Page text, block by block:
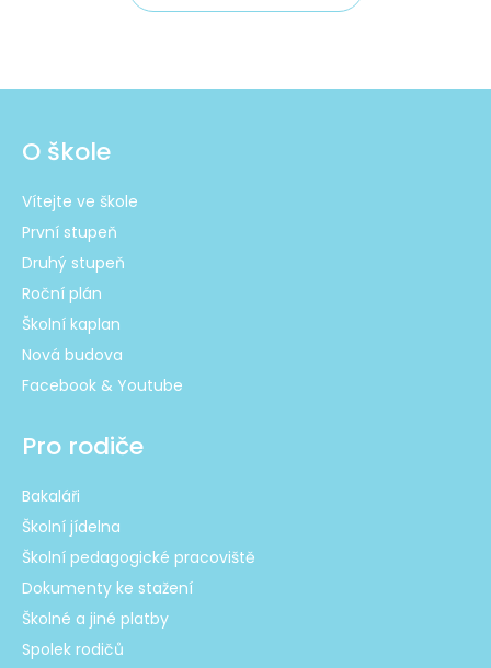
O škole
Vítejte ve škole
První stupeň
Druhý stupeň
Roční plán
Školní kaplan
Nová budova
Facebook & Youtube
Pro rodiče
Bakaláři
Školní jídelna
Školní pedagogické pracoviště
Dokumenty ke stažení
Školné a jiné platby
Spolek rodičů